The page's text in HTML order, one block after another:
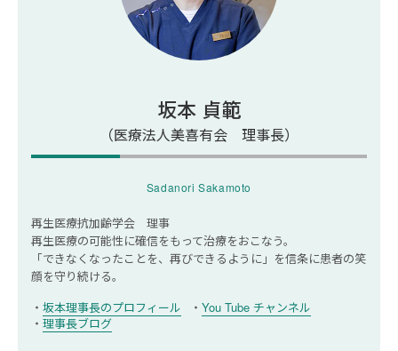
関節ねずみについてよくあるQ＆A
関節ねずみの手術後の入院期間はどの程度で
すか？
坂本 貞範
（医療法人美喜有会 理事長）
Sadanori Sakamoto
再生医療抗加齢学会 理事
再生医療の可能性に確信をもって治療をおこなう。
「できなくなったことを、再びできるように」を信条に患者の笑
顔を守り続ける。
坂本理事長のプロフィール
You Tube チャンネル
理事長ブログ